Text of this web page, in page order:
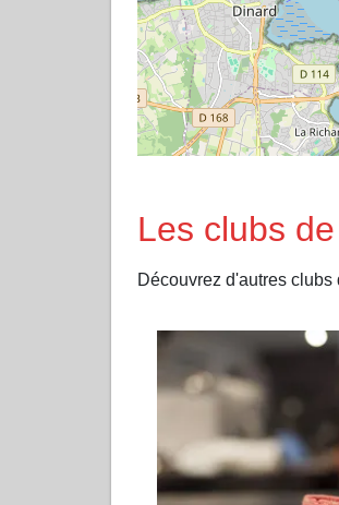
Les clubs
Découvrez d'autres